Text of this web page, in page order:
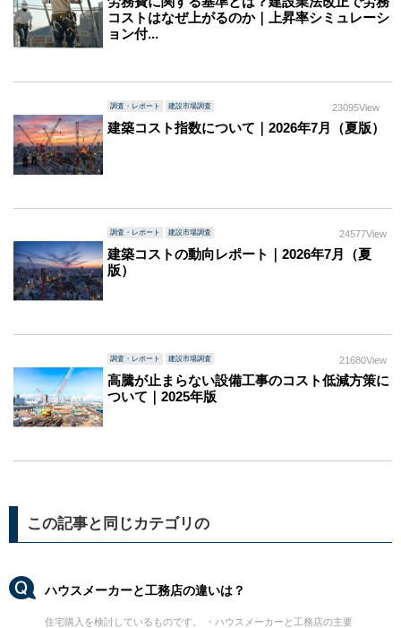
コストはなぜ上がるのか｜上昇率シミュレーシ
ョン付...
調査・レポート 建設市場調査 23095View
建築コスト指数について｜2026年7月（夏版）
調査・レポート 建設市場調査 24577View
建築コストの動向レポート｜2026年7月（夏
版）
調査・レポート 建設市場調査 21680View
高騰が止まらない設備工事のコスト低減方策に
ついて｜2025年版
この記事と同じカテゴリの
ハウスメーカーと工務店の違いは？
住宅購入を検討しているものです。 ・ハウスメーカーと工務店の主要